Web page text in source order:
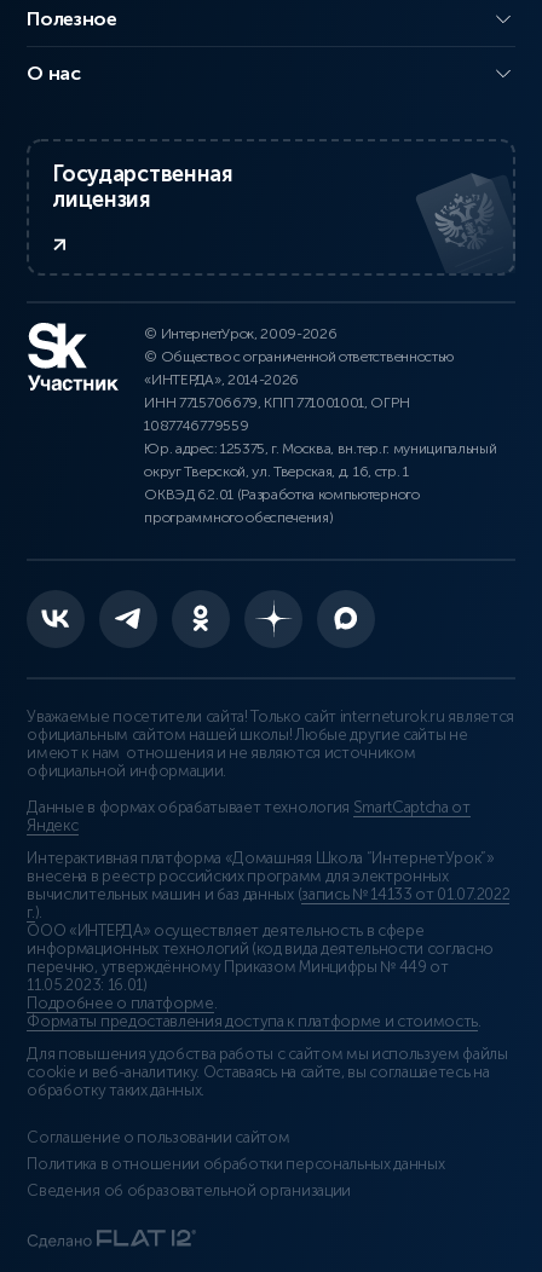
Полезное
О нас
Государственная
лицензия
© ИнтернетУрок, 2009-2026
© Общество с ограниченной ответственностью
«ИНТЕРДА», 2014-2026
ИНН 7715706679, КПП 771001001, ОГРН
1087746779559
Юр. адрес: 125375, г. Москва, вн.тер.г. муниципальный
округ Тверской, ул. Тверская, д. 16, стр. 1
ОКВЭД 62.01 (Разработка компьютерного
программного обеспечения)
Уважаемые посетители сайта! Только сайт interneturok.ru является
официальным сайтом нашей школы! Любые другие сайты не
имеют к нам отношения и не являются источником
официальной информации.
Данные в формах обрабатывает технология SmartCaptcha от
Яндекс
Интерактивная платформа «Домашняя Школа “ИнтернетУрок”»
внесена в реестр российских программ для электронных
вычислительных машин и баз данных (запись № 14133 от 01.07.2022
г.).
ООО «ИНТЕРДА» осуществляет деятельность в сфере
информационных технологий (код вида деятельности согласно
перечню, утверждённому Приказом Минцифры № 449 от
11.05.2023: 16.01)
Подробнее о платформе.
Форматы предоставления доступа к платформе и стоимость.
Для повышения удобства работы с сайтом мы используем файлы
cookie и веб-аналитику. Оставаясь на сайте, вы соглашаетесь на
обработку таких данных.
Соглашение о пользовании сайтом
Политика в отношении обработки персональных данных
Сведения об образовательной организации